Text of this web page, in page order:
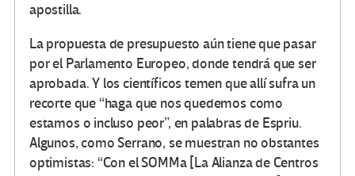
apostilla.
La propuesta de presupuesto aún tiene que pasar
por el Parlamento Europeo, donde tendrá que ser
aprobada. Y los científicos temen que allí sufra un
recorte que “haga que nos quedemos como
estamos o incluso peor”, en palabras de Espriu.
Algunos, como Serrano, se muestran no obstantes
optimistas: “Con el SOMMa [La Alianza de Centros